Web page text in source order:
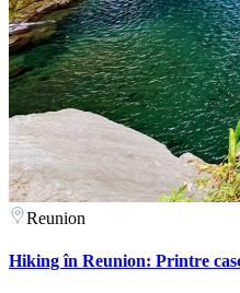
Reunion
Hiking în Reunion: Printre